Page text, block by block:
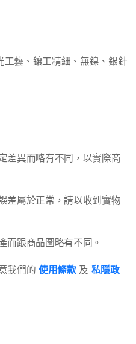
工藝、鑲工精細、無鎳、銀針
差異而略有不同，以實際商
差屬於正常，請以收到實物
而跟商品圖略有不同。
我們的 使用條款及 私隱政